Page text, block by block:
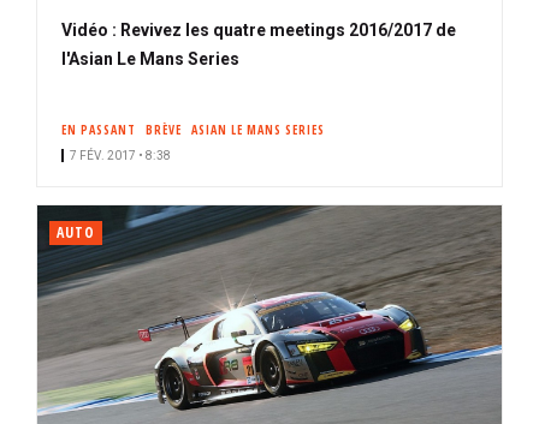
Vidéo : Revivez les quatre meetings 2016/2017 de
l'Asian Le Mans Series
EN PASSANT BRÈVE ASIAN LE MANS SERIES
7 FÉV. 2017 • 8:38
AUTO